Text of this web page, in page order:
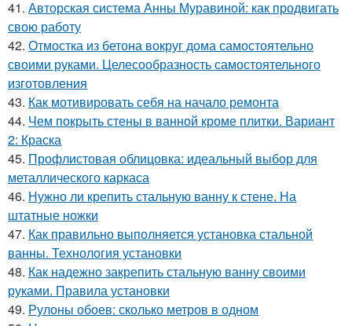
41. Авторская система Анны Муравиной: как продвигать
свою работу
42. Отмостка из бетона вокруг дома самостоятельно
своими руками. Целесообразность самостоятельного
изготовления
43. Как мотивировать себя на начало ремонта
44. Чем покрыть стены в ванной кроме плитки. Вариант
2: Краска
45. Профлистовая облицовка: идеальный выбор для
металлического каркаса
46. Нужно ли крепить стальную ванну к стене. На
штатные ножки
47. Как правильно выполняется установка стальной
ванны. Технология установки
48. Как надежно закрепить стальную ванну своими
руками. Правила установки
49. Рулоны обоев: сколько метров в одном